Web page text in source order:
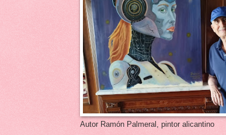
Autor Ramón Palmeral, pintor alicantino